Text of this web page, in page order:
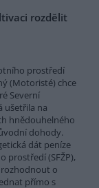
rozdělit
prostředí
(Motoristé) chce
Severní
ušetřila na
hnědouhelného
dohody.
dát peníze
prostředí (SFŽP),
rozhodnout o
přímo s